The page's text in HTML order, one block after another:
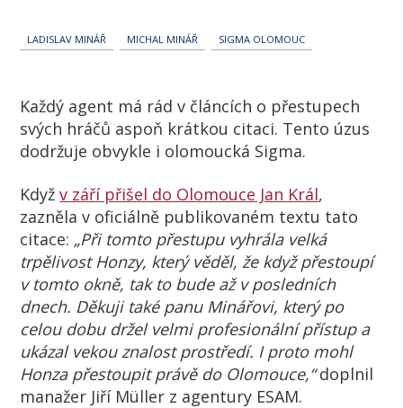
LADISLAV MINÁŘ MICHAL MINÁŘ SIGMA OLOMOUC
Každý agent má rád v článcích o přestupech
svých hráčů aspoň krátkou citaci. Tento úzus
dodržuje obvykle i olomoucká Sigma.
Kdyžv září přišel do Olomouce Jan Král,
zazněla v oficiálně publikovaném textu tato
citace: „Při tomto přestupu vyhrála velká
trpělivost Honzy, který věděl, že když přestoupí
v tomto okně, tak to bude až v posledních
dnech. Děkuji také panu Minářovi, který po
celou dobu držel velmi profesionální přístup a
ukázal vekou znalost prostředí. I proto mohl
Honza přestoupit právě do Olomouce,“doplnil
manažer Jiří Müller z agentury ESAM.